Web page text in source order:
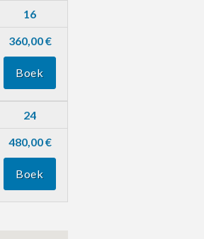
16
360,00 €
Boek
24
480,00 €
Boek